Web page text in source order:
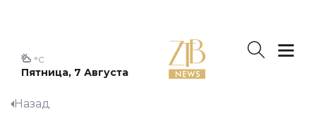
Пятница, 7 Августа
°C
Назад